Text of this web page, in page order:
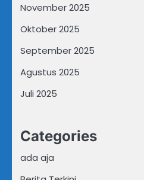
November 2025
Oktober 2025
September 2025
Agustus 2025
Juli 2025
Categories
ada aja